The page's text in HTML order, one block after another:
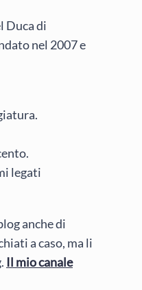
Duca di
nel 2007 e
legati
anche di
a caso, ma li
Il mio canale